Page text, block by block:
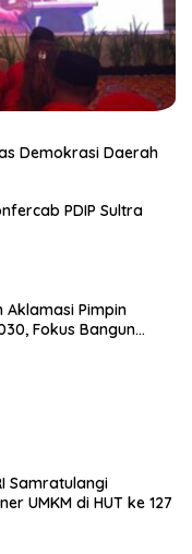
Demokrasi Daerah
PDIP Sultra
Aklamasi Pimpin
Fokus Bangun
Samratulangi
UMKM di HUT ke 127